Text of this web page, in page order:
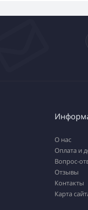
О нас
Оплата и
Вопрос-
Отзывы
Контакты
Карта